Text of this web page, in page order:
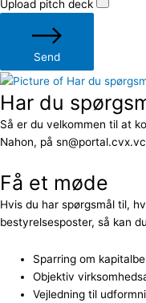
Upload pitch deck
Send
Har du
Så er du velkommen til at
Nahon, på
Få et møde
Hvis du har spørgsmål til,
bestyrelsesposter, så kan
Sparring om
Objektiv
Vejledning til